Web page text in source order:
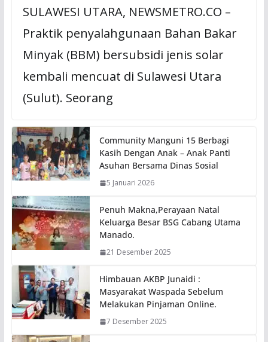
SULAWESI UTARA, NEWSMETRO.CO –
Praktik penyalahgunaan Bahan Bakar
Minyak (BBM) bersubsidi jenis solar
kembali mencuat di Sulawesi Utara
(Sulut). Seorang
Community Manguni 15 Berbagi
Kasih Dengan Anak – Anak Panti
Asuhan Bersama Dinas Sosial
5 Januari 2026
Penuh Makna,Perayaan Natal
Keluarga Besar BSG Cabang Utama
Manado.
21 Desember 2025
Himbauan AKBP Junaidi :
Masyarakat Waspada Sebelum
Melakukan Pinjaman Online.
7 Desember 2025